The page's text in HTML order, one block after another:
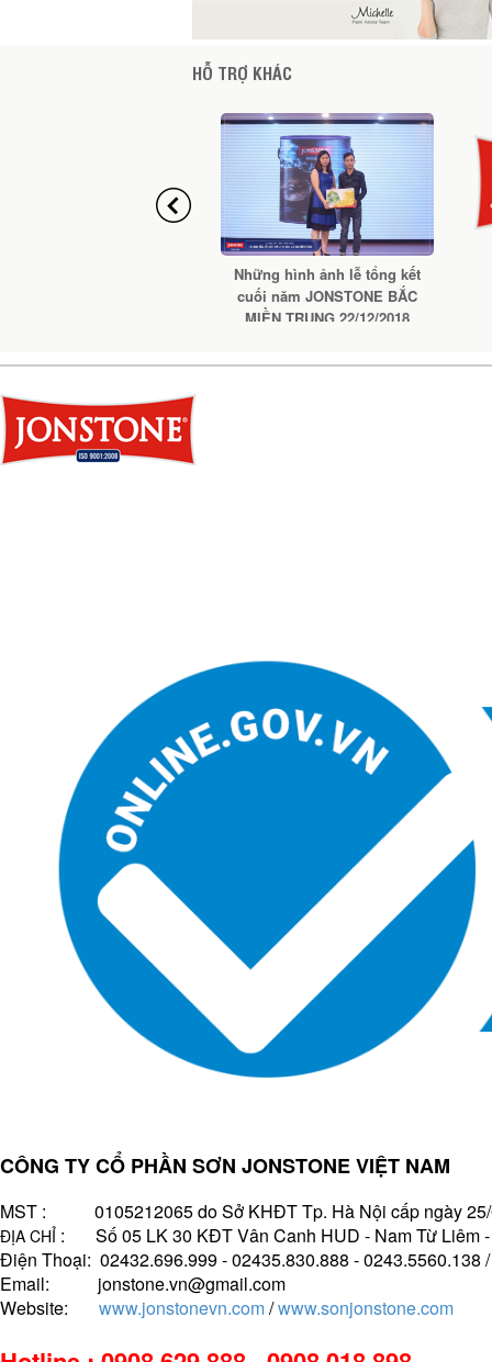
HỖ TRỢ KHÁC
Những hình ảnh lễ tổng kết
cuối năm JONSTONE BẮC
MIỀN TRUNG 22/12/2018
CÔNG TY CỔ PHẦN SƠN JONSTONE VIỆT NAM
MST : 0105212065 do Sở KHĐT Tp. Hà Nội cấp ngày 25/
ĐỊA CHỈ : Số 05 LK 30 KĐT Vân Canh HUD - Nam Từ Liêm
Điện Thoại: 02432.696.999 - 02435.830.888 - 0243.5560.138
Email: jonstone.vn@gmail.com
Website: www.jonstonevn.com/www.sonjonstone.com